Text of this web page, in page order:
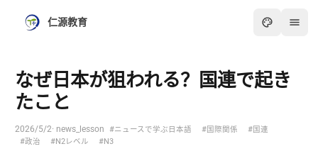
仁源教育
なぜ日本が狙われる？国連で起き
たこと
2026/5/2· news_lesson #ニュースで学ぶ日本語 #国際関係
#国連
#政治
#N2レベル #N3